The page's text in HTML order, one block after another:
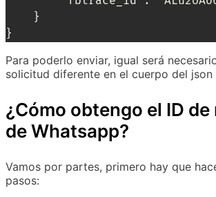
}
Para poderlo enviar, igual será
solicitud diferente en el cuerpo del json
¿Cómo obtengo el ID de
de Whatsapp?
Vamos por partes, primero hay que
pasos: